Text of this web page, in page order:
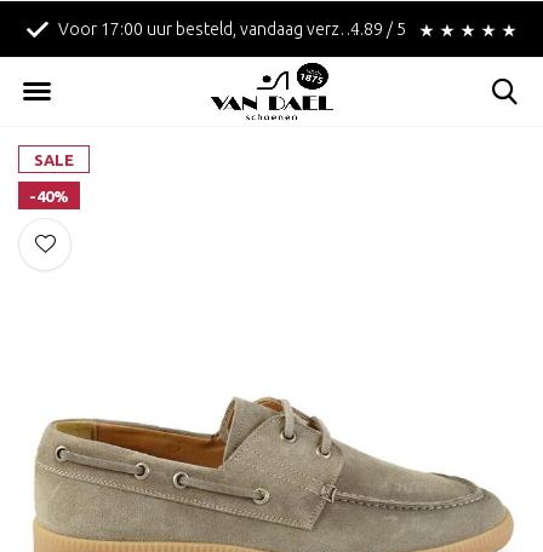
Voor 17:00 uur besteld, vandaag verzonden! Betaal achteraf met
4.89 / 5
SALE
-40%